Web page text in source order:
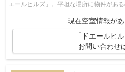
エールヒルズ」。平坦な場所に物件があ
現在空室情報があ
「ドエールヒ
お問い合わせ